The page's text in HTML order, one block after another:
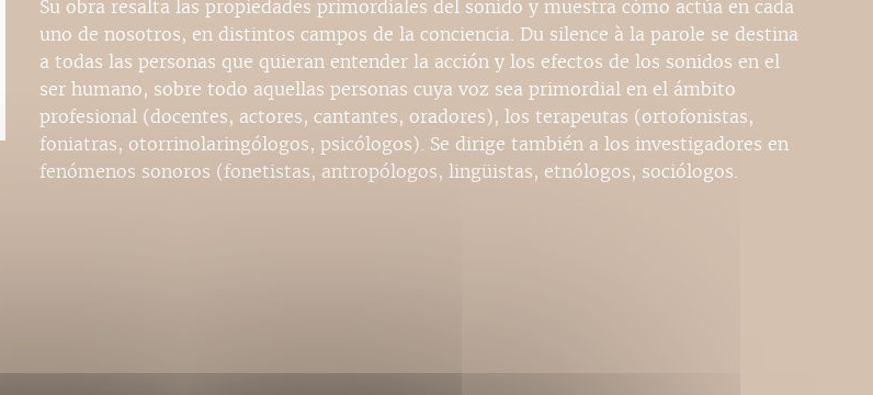
Su obra resalta las propiedades primordiales del sonido y muestra cómo actúa en cada
uno de nosotros, en distintos campos de la conciencia. Du silence à la parole se destina
a todas las personas que quieran entender la acción y los efectos de los sonidos en el
ser humano, sobre todo aquellas personas cuya voz sea primordial en el ámbito
profesional (docentes, actores, cantantes, oradores), los terapeutas (ortofonistas,
foniatras, otorrinolaringólogos, psicólogos). Se dirige también a los investigadores en
fenómenos sonoros (fonetistas, antropólogos, lingüistas, etnólogos, sociólogos.